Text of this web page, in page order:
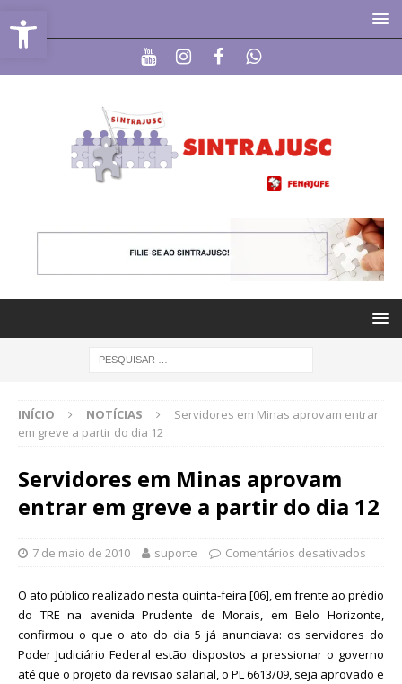
Abrir a barra de ferramentas
INÍCIO NOTÍCIAS
Servidores em Minas aprovam entrar
em greve a partir do dia 12
Servidores em Minas aprovam
entrar em greve a partir do dia 12
7 de maio de 2010 suporte Comentários desativados
O ato público realizado nesta quinta-feira [06], em frente ao prédio
do TRE na avenida Prudente de Morais, em Belo Horizonte,
confirmou o que o ato do dia 5 já anunciava: os servidores do
Poder Judiciário Federal estão dispostos a pressionar o governo
até que o projeto da revisão salarial, o PL 6613/09, seja aprovado e